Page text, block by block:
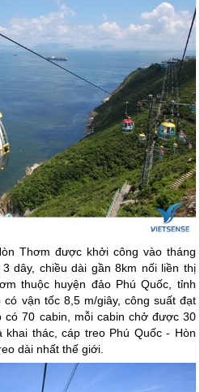
Thơm được khởi công vào tháng
dây, chiều dài gần 8km nối liền thị
thuộc huyện đảo Phú Quốc, tỉnh
vận tốc 8,5 m/giây, công suất đạt
có 70 cabin, mỗi cabin chở được 30
khai thác, cáp treo Phú Quốc- Hòn
dài nhất thế giới.